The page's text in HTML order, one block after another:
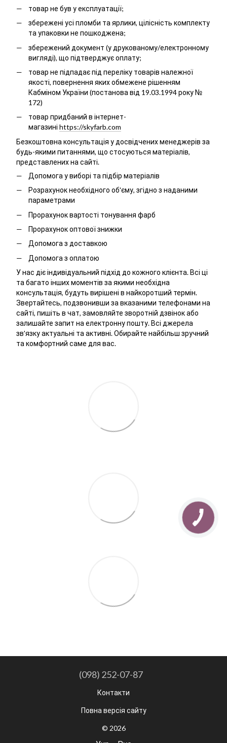
товар не був у експлуатації;
збережені усі пломби та ярлики, цілісність комплекту
та упаковки не пошкоджена;
збережений документ (у друкованому/електронному
вигляді), що підтверджує оплату;
товар не підпадає під переліку товарів належної
якості, повернення яких обмежене рішенням
Кабміном України (постанова від 19.03.1994 року №
172)
товар придбаний в інтернет-
магазині https://skyfarb.com
Безкоштовна консультація у досвідчених менеджерів за
будь-якими питаннями, що стосуються матеріалів,
представлених на сайті.
Допомога у виборі та підбір матеріалів
Розрахунок необхідного об'єму, згідно з наданими
параметрами
Прорахунок вартості тонування фарб
Прорахунок оптової знижки
Допомога з доставкою
Допомога з оплатою
У нас діє індивідуальний підхід до кожного клієнта. Всі ці
та багато інших моментів за якими необхідна
консультація, будуть вирішені в найкоротший термін.
Звертайтесь, подзвонивши за вказаними телефонами на
сайті, пишіть в чат, замовляйте зворотній дзвінок або
залишайте запит на електронну пошту. Всі джерела
зв'язку актуальні та активні. Обирайте найбільш зручний
та комфортний саме для вас.
(098) 252-07-87
Контакти
Повна версія сайту
© 2026